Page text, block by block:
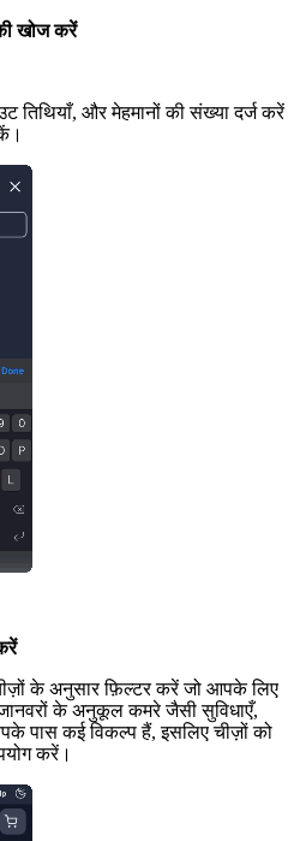
खोज करें
और मेहमानों की संख्या दर्ज करें
के अनुसार फ़िल्टर करें जो आपके लिए
जानवरों के अनुकूल कमरे जैसी सुविधाएँ,
पास कई विकल्प हैं, इसलिए चीज़ों को
करें।